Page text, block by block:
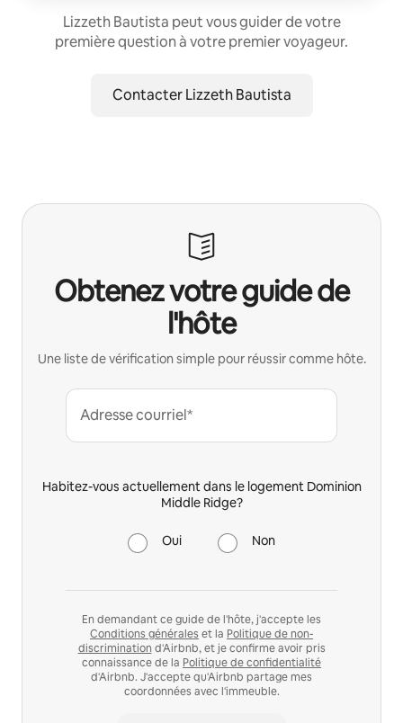
Lizzeth Bautista peut vous guider de votre
première question à votre premier voyageur.
Contacter Lizzeth Bautista
Obtenez votre guide de
l'hôte
Une liste de vérification simple pour réussir comme hôte.
Adresse courriel*
Habitez-vous actuellement dans le logement Dominion
Middle Ridge?
Oui Non
En demandant ce guide de l'hôte, j'accepte les
Conditions générales et la Politique de non-
discrimination d'Airbnb, et je confirme avoir pris
connaissance de la Politique de confidentialité
d'Airbnb. J'accepte qu'Airbnb partage mes
coordonnées avec l'immeuble.